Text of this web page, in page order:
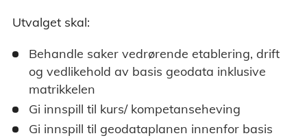
Utvalget skal:
Behandle saker vedrørende etablering, drift
og vedlikehold av basis geodata inklusive
matrikkelen
Gi innspill til kurs/ kompetanseheving
Gi innspill til geodataplanen innenfor basis